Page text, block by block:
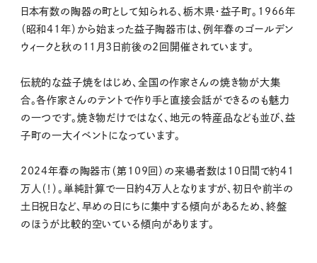
日本有数の陶器の町として知られる、栃木県・益子町。1966年
（昭和41年）から始まった益子陶器市は、例年春のゴールデン
ウィークと秋の11月3日前後の2回開催されています。
伝統的な益子焼をはじめ、全国の作家さんの焼き物が大集
合。各作家さんのテントで作り手と直接会話ができるのも魅力
の一つです。焼き物だけではなく、地元の特産品なども並び、益
子町の一大イベントになっています。
2024年春の陶器市（第109回）の来場者数は10日間で約41
万人（！）。単純計算で一日約4万人となりますが、初日や前半の
土日祝日など、早めの日にちに集中する傾向があるため、終盤
のほうが比較的空いている傾向があります。